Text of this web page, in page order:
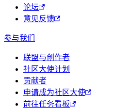
论坛
意见反馈
参与我们
联盟与创作者
社区大使计划
贡献者
申请成为社区大使
前往任务看板